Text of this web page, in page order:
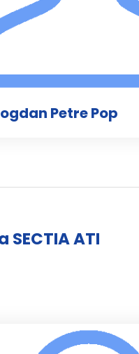
Petre Pop
SECTIA ATI